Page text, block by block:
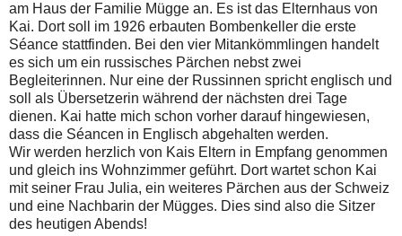
am Haus der Familie Mügge an. Es ist das Elternhaus von
Kai. Dort soll im 1926 erbauten Bombenkeller die erste
Séance stattfinden. Bei den vier Mitankömmlingen handelt
es sich um ein russisches Pärchen nebst zwei
Begleiterinnen. Nur eine der Russinnen spricht englisch und
soll als Übersetzerin während der nächsten drei Tage
dienen. Kai hatte mich schon vorher darauf hingewiesen,
dass die Séancen in Englisch abgehalten werden.
Wir werden herzlich von Kais Eltern in Empfang genommen
und gleich ins Wohnzimmer geführt. Dort wartet schon Kai
mit seiner Frau Julia, ein weiteres Pärchen aus der Schweiz
und eine Nachbarin der Mügges. Dies sind also die Sitzer
des heutigen Abends!